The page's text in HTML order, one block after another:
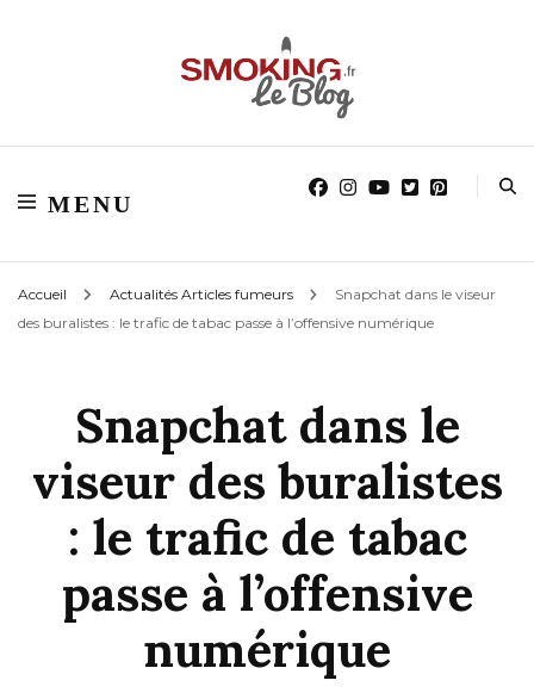
Blog smoking.fr
MENU
Accueil Actualités Articles fumeurs
Snapchat dans le viseur
des buralistes : le trafic de tabac passe à l’offensive numérique
Snapchat dans le
viseur des buralistes
: le trafic de tabac
passe à l’offensive
numérique